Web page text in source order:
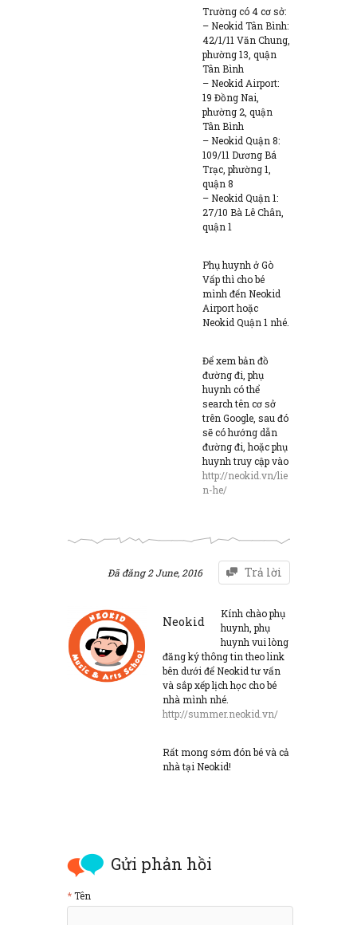
Trường có 4 cơ sở:
– Neokid Tân Bình:
42/1/11 Văn Chung,
phường 13, quận
Tân Bình
– Neokid Airport:
19 Đồng Nai,
phường 2, quận
Tân Bình
– Neokid Quận 8:
109/11 Dương Bá
Trạc, phường 1,
quận 8
– Neokid Quận 1:
27/10 Bà Lê Chân,
quận 1
Phụ huynh ở Gò
Vấp thì cho bé
mình đến Neokid
Airport hoặc
Neokid Quận 1 nhé.
Để xem bản đồ
đường đi, phụ
huynh có thể
search tên cơ sở
trên Google, sau đó
sẽ có hướng dẫn
đường đi, hoặc phụ
huynh truy cập vào
http://neokid.vn/lie
n-he/
Đã đăng2 June, 2016 Trả lời
Neokid
Kính chào phụ
huynh, phụ
huynh vui lòng
đăng ký thông tin theo link
bên dưới để Neokid tư vấn
và sắp xếp lịch học cho bé
nhà mình nhé.
http://summer.neokid.vn/
Rất mong sớm đón bé và cả
nhà tại Neokid!
Gửi phản hồi
Tên